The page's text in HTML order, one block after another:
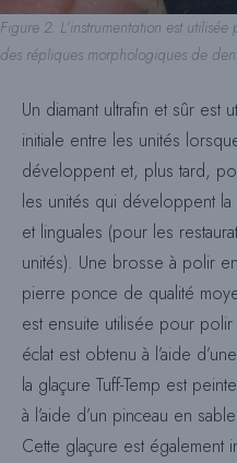
Figure 2. L’instrumentation est
des répliques morphologiques de
Un diamant ultrafin et sûr
initiale entre les unités
développent et, plus tard,
les unités qui développent
et linguales (pour les
unités). Une brosse à polir
pierre ponce de qualité
est ensuite utilisée pour
éclat est obtenu à l’aide
la glaçure Tuff-Temp est
à l’aide d’un pinceau en
Cette glaçure est également